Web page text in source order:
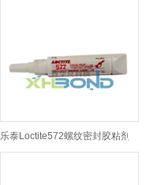
乐泰Loctite572螺纹密封胶粘剂